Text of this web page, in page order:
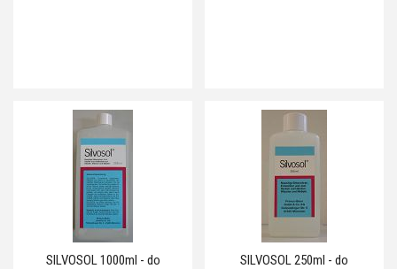
SILVOSOL 1000ml - do
SILVOSOL 250ml - do